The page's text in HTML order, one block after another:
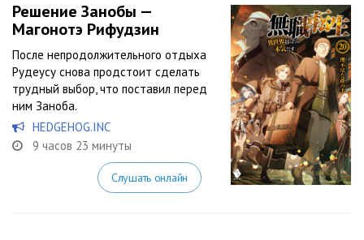
Решение Занобы —
Магонотэ Рифудзин
После непродолжительного отдыха
Рудеусу снова продстоит сделать
трудный выбор, что поставил перед
ним Заноба.
HEDGEHOG.INC
9 часов 23 минуты
Слушать онлайн